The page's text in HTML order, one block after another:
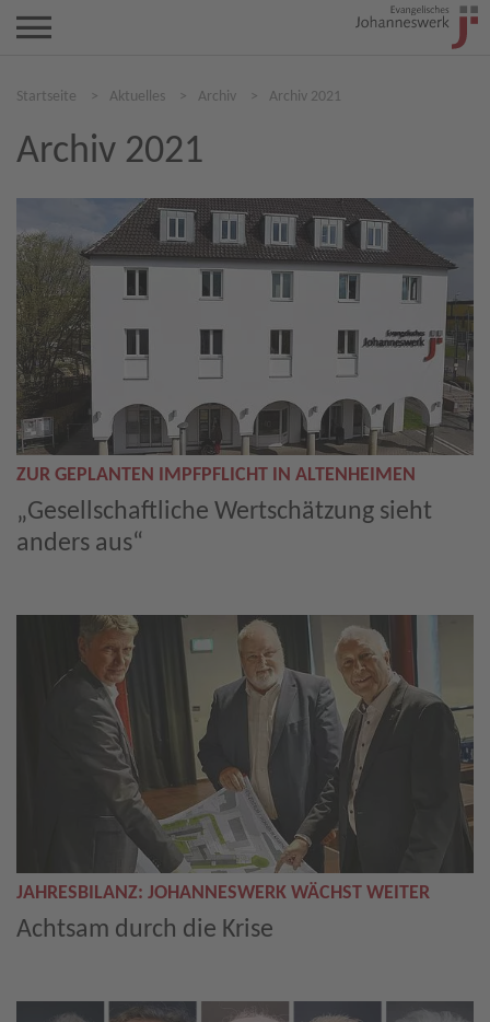
Startseite > Aktuelles > Archiv > Archiv 2021
Archiv 2021
ZUR GEPLANTEN IMPFPFLICHT IN ALTENHEIMEN
„Gesellschaftliche Wertschätzung sieht
anders aus“
JAHRESBILANZ: JOHANNESWERK WÄCHST WEITER
Achtsam durch die Krise